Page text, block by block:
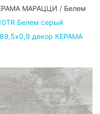
МАРАЦЦИ / Белем
Белем серый
декор КЕРАМА